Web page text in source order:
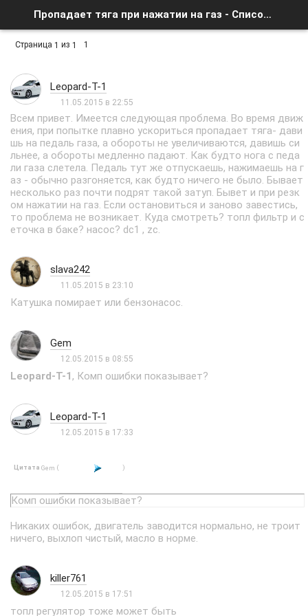
Пропадает тяга при нажатии на газ - Список форумов
Страница 1 из 1 1
Leopard-T-1
11.05.2015 в 22:55
Всем привет. Имеется следующая проблема. Во время движ
ения, при попытке плавно ускориться пропадает тяга- дави
шь на педаль газа, а обороты не увеличиваются, давишь си
льнее, а обороты медленно падают. Как будто нога с педа
ли газа слетела. Педаль тут же отпускаешь, нажимаешь на г
аз - обычно разгоняется, как будто ничего не было. Бывает
несколько раз почти подрят такой затуп. Бывет и при резк
ом нажатии на газ. Если остановиться и заново завестись,
то проблема не возникает. Куда смотреть? топл фильтр и с
еточка в баке? насос? dc1 , zc.
slava242
11.05.2015 в 23:10
Катушка помирает или бензонасос.
Gem
12.05.2015 в 08:55
Leopard-T-1, Комп ошибки показывает?
Leopard-T-1
12.05.2015 в 17:33
Цитата Gem ( )
Комп ошибки показывает?
Никаких ошибок, двигатель заводится нормально, не троит
ничего, выхлоп чистый, масло в норме.
killer761
12.05.2015 в 17:51
топл регулятор тоже может быть